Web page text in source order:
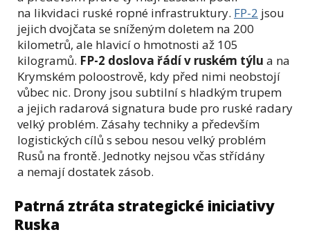
na likvidaci ruské ropné infrastruktury. FP-2 jsou
jejich dvojčata se sníženým doletem na 200
kilometrů, ale hlavicí o hmotnosti až 105
kilogramů. FP-2 doslova řádí v ruském týlu a na
Krymském poloostrově, kdy před nimi neobstojí
vůbec nic. Drony jsou subtilní s hladkým trupem
a jejich radarová signatura bude pro ruské radary
velký problém. Zásahy techniky a především
logistických cílů s sebou nesou velký problém
Rusů na frontě. Jednotky nejsou včas střídány
a nemají dostatek zásob.
Patrná ztráta strategické iniciativy
Ruska